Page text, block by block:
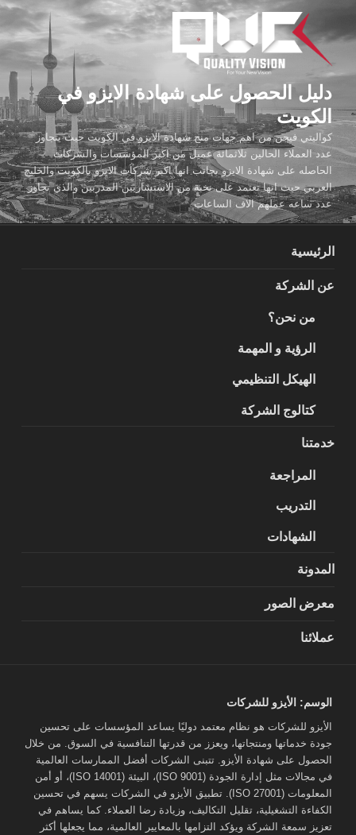
المحتوى
دليل الحصول على شهادة الايزو في
الكويت
كواليتي فيجن من اهم جهات منح شهادة الايزو في الكويت حيث يتجاوز
عدد العملاء الحالين ثلاثمائة عميل من اكبر المؤسسات والشركات
الحاصله على شهادة الايزو بجانب انها اكبر شركات الايزو بالكويت والخليج
العربي حيث انها تعتمد على نخبة من الاستشاريين المدربين والذي تجاوز
عدد ساعه عملهم الاف الساعات
الرئيسية
عن الشركة
من نحن؟
الرؤية و المهمة
الهيكل التنظيمي
كتالوج الشركة
خدمتنا
المراجعة
التدريب
الشهادات
المدونة
معرض الصور
عملائنا
الوسم: الأيزو للشركات
الأيزو للشركات هو نظام معتمد دوليًا يساعد المؤسسات على تحسين
جودة خدماتها ومنتجاتها، ويعزز من قدرتها التنافسية في السوق. من خلال
الحصول على شهادة الأيزو. تتبنى الشركات أفضل الممارسات العالمية
في مجالات مثل إدارة الجودة (ISO 9001)، البيئة (ISO 14001)، أو أمن
المعلومات (ISO 27001). تطبيق الأيزو في الشركات يسهم في تحسين
الكفاءة التشغيلية، تقليل التكاليف، وزيادة رضا العملاء. كما يساهم في
تعزيز سمعة الشركة ويؤكد التزامها بالمعايير العالمية، مما يجعلها أكثر